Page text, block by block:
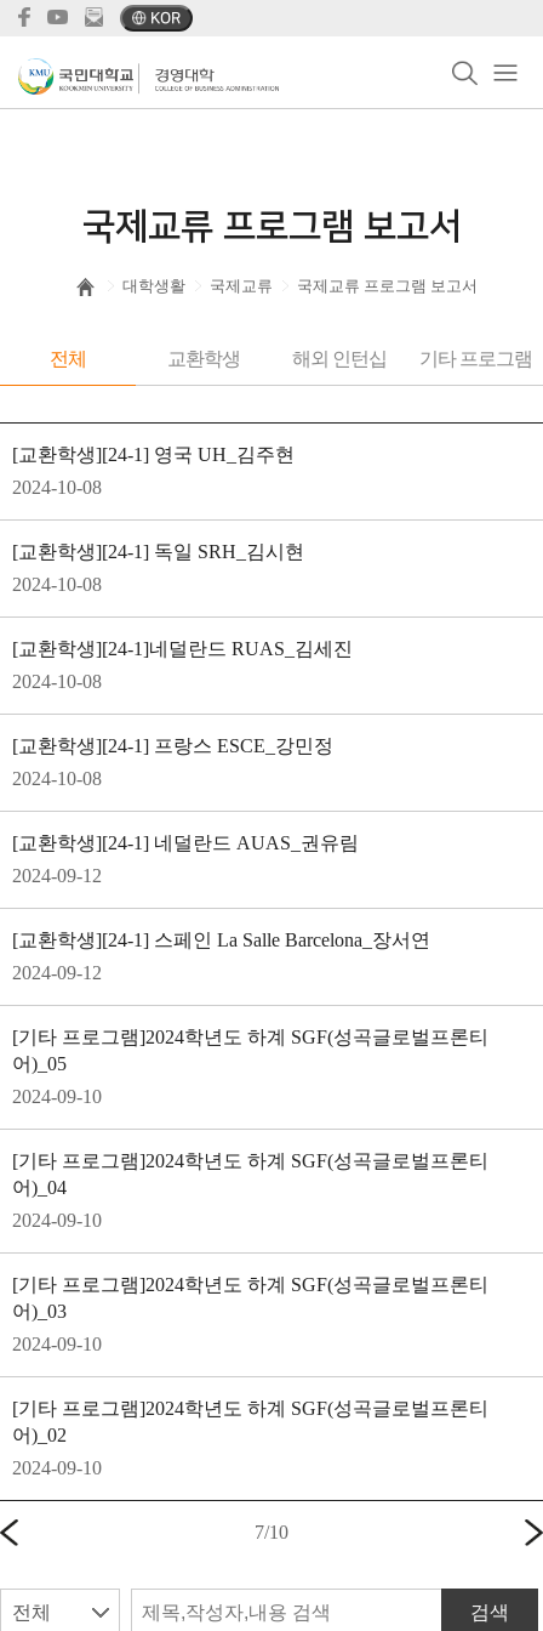
KOR
국제교류 프로그램 보고서
대학생활 국제교류 국제교류 프로그램 보고서
전체 교환학생 해외 인턴십 기타 프로그램
[교환학생][24-1] 영국 UH_김주현
2024-10-08
[교환학생][24-1] 독일 SRH_김시현
2024-10-08
[교환학생][24-1]네덜란드 RUAS_김세진
2024-10-08
[교환학생][24-1] 프랑스 ESCE_강민정
2024-10-08
[교환학생][24-1] 네덜란드 AUAS_권유림
2024-09-12
[교환학생][24-1] 스페인 La Salle Barcelona_장서연
2024-09-12
[기타 프로그램]2024학년도 하계 SGF(성곡글로벌프론티
어)_05
2024-09-10
[기타 프로그램]2024학년도 하계 SGF(성곡글로벌프론티
어)_04
2024-09-10
[기타 프로그램]2024학년도 하계 SGF(성곡글로벌프론티
어)_03
2024-09-10
[기타 프로그램]2024학년도 하계 SGF(성곡글로벌프론티
어)_02
2024-09-10
7/10
검색